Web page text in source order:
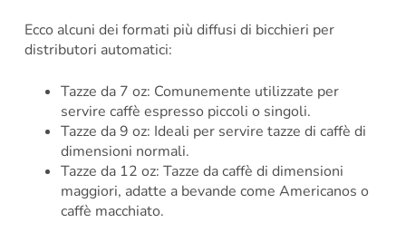
Ecco alcuni dei formati più diffusi di bicchieri per
distributori automatici:
Tazze da 7 oz: Comunemente utilizzate per
servire caffè espresso piccoli o singoli.
Tazze da 9 oz: Ideali per servire tazze di caffè di
dimensioni normali.
Tazze da 12 oz: Tazze da caffè di dimensioni
maggiori, adatte a bevande come Americanos o
caffè macchiato.